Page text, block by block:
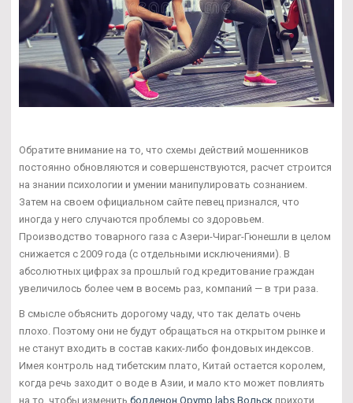
Обратите внимание на то, что схемы действий мошенников
постоянно обновляются и совершенствуются, расчет строится
на знании психологии и умении манипулировать сознанием.
Затем на своем официальном сайте певец признался, что
иногда у него случаются проблемы со здоровьем.
Производство товарного газа с Азери-Чираг-Гюнешли в целом
снижается с 2009 года (с отдельными исключениями). В
абсолютных цифрах за прошлый год кредитование граждан
увеличилось более чем в восемь раз, компаний — в три раза.
В смысле объяснить дорогому чаду, что так делать очень
плохо. Поэтому они не будут обращаться на открытом рынке и
не станут входить в состав каких-либо фондовых индексов.
Имея контроль над тибетским плато, Китай остается королем,
когда речь заходит о воде в Азии, и мало кто может повлиять
на то, чтобы изменить болденон Opymp labs Вольск прихоти